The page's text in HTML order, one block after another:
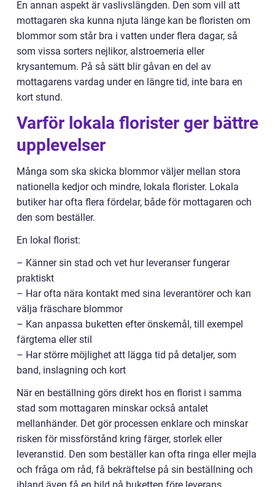
En annan aspekt är vaslivslängden. Den som vill att
mottagaren ska kunna njuta länge kan be floristen om
blommor som står bra i vatten under flera dagar, så
som vissa sorters nejlikor, alstroemeria eller
krysantemum. På så sätt blir gåvan en del av
mottagarens vardag under en längre tid, inte bara en
kort stund.
Varför lokala florister ger bättre
upplevelser
Många som ska skicka blommor väljer mellan stora
nationella kedjor och mindre, lokala florister. Lokala
butiker har ofta flera fördelar, både för mottagaren och
den som beställer.
En lokal florist:
– Känner sin stad och vet hur leveranser fungerar
praktiskt
– Har ofta nära kontakt med sina leverantörer och kan
välja fräschare blommor
– Kan anpassa buketten efter önskemål, till exempel
färgtema eller stil
– Har större möjlighet att lägga tid på detaljer, som
band, inslagning och kort
När en beställning görs direkt hos en florist i samma
stad som mottagaren minskar också antalet
mellanhänder. Det gör processen enklare och minskar
risken för missförstånd kring färger, storlek eller
leveranstid. Den som beställer kan ofta ringa eller mejla
och fråga om råd, få bekräftelse på sin beställning och
ibland även få en bild på buketten före leverans.